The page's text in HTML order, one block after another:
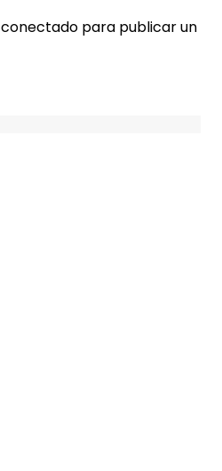
conectadopara publicar un